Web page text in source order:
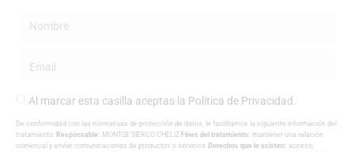
Al marcar esta casilla aceptas la Política de Privacidad.
De conformidad con las normativas de protección de datos, le facilitamos la siguiente información del
tratamiento: Responsable: MONTSE SIERCO CHELIZ Fines del tratamiento: mantener una relación
comercial y enviar comunicaciones de productos o servicios Derechos que le asisten: acceso,